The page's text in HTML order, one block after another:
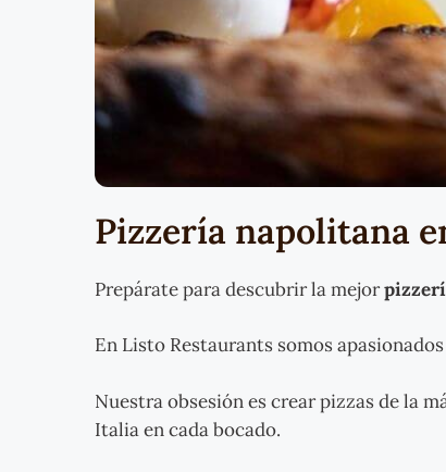
Pizzería napolitana
Prepárate para descubrir la mejor
En Listo Restaurants somos
Nuestra obsesión es crear pizzas de la
Italia en cada bocado.